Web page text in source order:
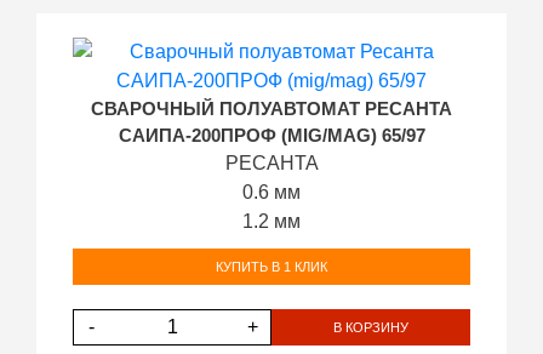
СВАРОЧНЫЙ ПОЛУАВТОМАТ РЕСАНТА
САИПА-200ПРОФ (MIG/MAG) 65/97
РЕСАНТА
0.6 мм
1.2 мм
КУПИТЬ В 1 КЛИК
- + В КОРЗИНУ